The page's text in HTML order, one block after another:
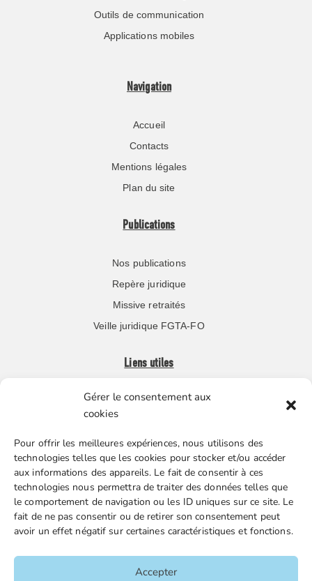
Gérer le consentement aux
cookies
Pour offrir les meilleures expériences, nous utilisons des
technologies telles que les cookies pour stocker et/ou accéder
aux informations des appareils. Le fait de consentir à ces
technologies nous permettra de traiter des données telles que
le comportement de navigation ou les ID uniques sur ce site. Le
fait de ne pas consentir ou de retirer son consentement peut
avoir un effet négatif sur certaines caractéristiques et fonctions.
Accepter
Outils de communication
Applications mobiles
Navigation
Accueil
Contacts
Mentions légales
Plan du site
Publications
Nos publications
Repère juridique
Missive retraités
Veille juridique FGTA-FO
Liens utiles
Boutique en ligne
Nos partenaires
Gestion des cookies
FGTA-FO / 15 avenue Victor Hugo – 92170 Vanves / 01 86
Accueil